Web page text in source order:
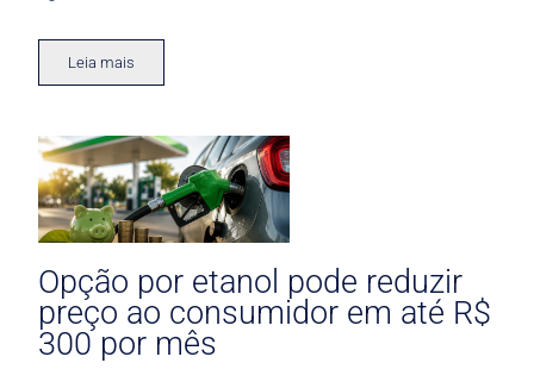
Leia mais
Opção por etanol pode reduzir
preço ao consumidor em até R$
300 por mês